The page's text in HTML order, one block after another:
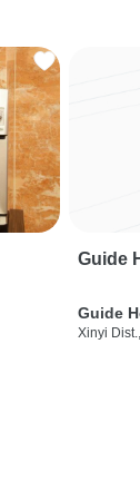
Guide
Guide
Xinyi